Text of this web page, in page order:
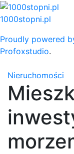
Skip
to
1000stopni.pl
Proudly powered
Profoxstudio.
Nieruchomości